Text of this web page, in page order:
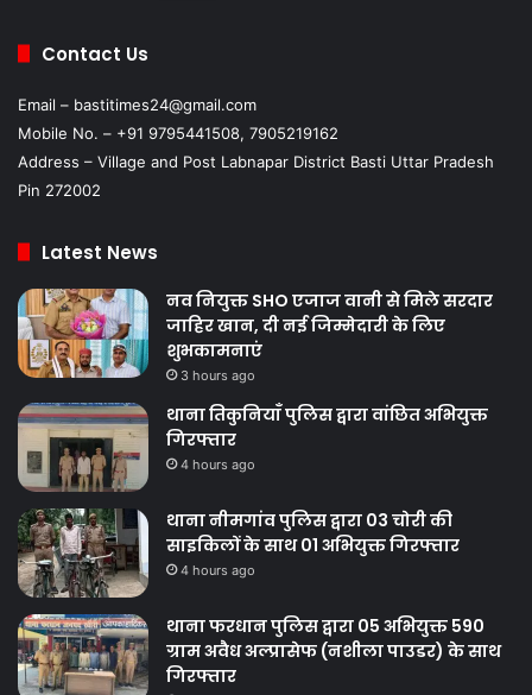
Contact Us
Email – bastitimes24@gmail.com
Mobile No. – +91 9795441508, 7905219162
Address – Village and Post Labnapar District Basti Uttar Pradesh
Pin 272002
Latest News
नव नियुक्त SHO एजाज वानी से मिले सरदार
जाहिर खान, दी नई जिम्मेदारी के लिए
शुभकामनाएं
3 hours ago
थाना तिकुनियाँ पुलिस द्वारा वांछित अभियुक्त
गिरफ्तार
4 hours ago
थाना नीमगांव पुलिस द्वारा 03 चोरी की
साइकिलों के साथ 01 अभियुक्त गिरफ्तार
4 hours ago
थाना फरधान पुलिस द्वारा 05 अभियुक्त 590
ग्राम अवैध अल्प्रासेफ (नशीला पाउडर) के साथ
गिरफ्तार